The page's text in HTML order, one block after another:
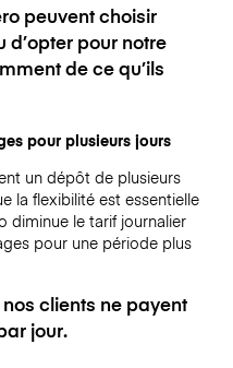
peuvent choisir
d’opter pour notre
de ce qu’ils
pour plusieurs jours
un dépôt de plusieurs
la flexibilité est essentielle
diminue le tarif journalier
pour une période plus
clients ne payent
jour.